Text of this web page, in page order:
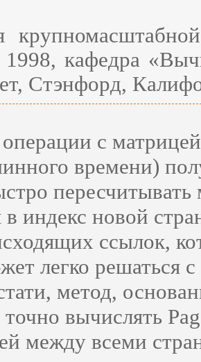
кафедра
Стэнфорд,
с
времени)
в индекс новой
ссылок,
легко
метод,
вычислять
между всеми